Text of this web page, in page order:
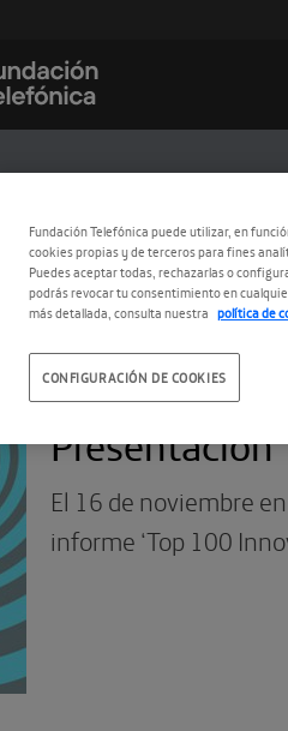
27.10.2016
Presentación
El 16 de noviembre
informe ‘Top 100
Fundación Telefónica puede utilizar, en
cookies propias y de terceros para fines
Puedes aceptar todas, rechazarlas o
podrás revocar tu consentimiento en
más detallada, consulta nuestra política de
CONFIGURACIÓN DE COOKIES